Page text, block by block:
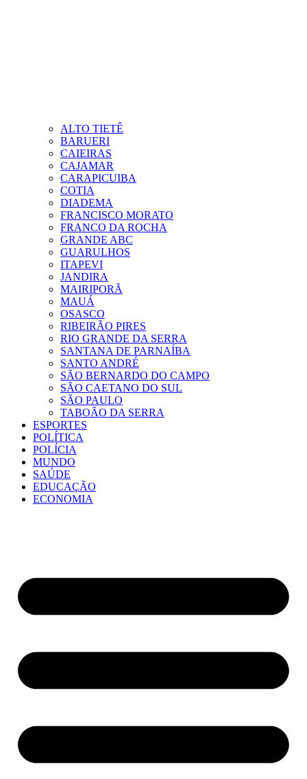
ALTO TIETÊ
BARUERI
CAIEIRAS
CAJAMAR
CARAPICUIBA
COTIA
DIADEMA
FRANCISCO MORATO
FRANCO DA ROCHA
GRANDE ABC
GUARULHOS
ITAPEVI
JANDIRA
MAIRIPORÃ
MAUÁ
OSASCO
RIBEIRÃO PIRES
RIO GRANDE DA SERRA
SANTANA DE PARNAÍBA
SANTO ANDRÉ
SÃO BERNARDO DO CAMPO
SÃO CAETANO DO SUL
SÃO PAULO
TABOÃO DA SERRA
ESPORTES
POLÍTICA
POLÍCIA
MUNDO
SAÚDE
EDUCAÇÃO
ECONOMIA